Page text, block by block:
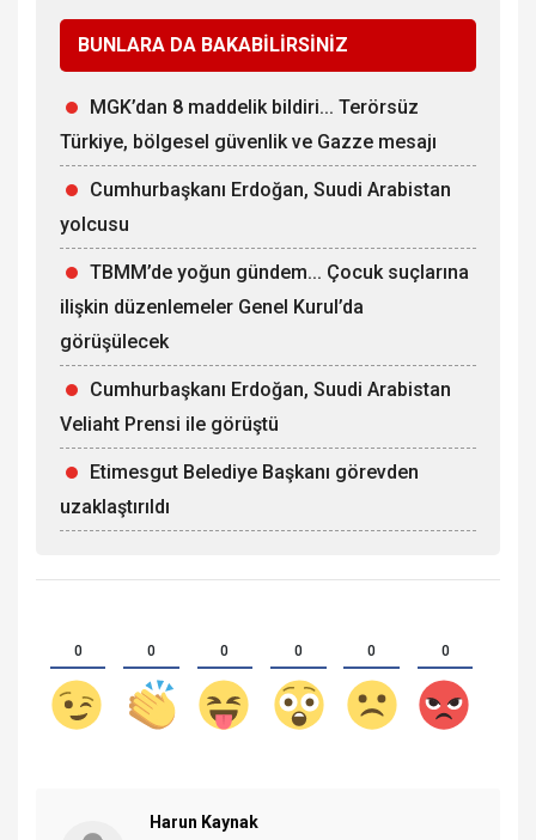
BUNLARA DA BAKABİLİRSİNİZ
MGK’dan 8 maddelik bildiri... Terörsüz
Türkiye, bölgesel güvenlik ve Gazze mesajı
Cumhurbaşkanı Erdoğan, Suudi Arabistan
yolcusu
TBMM’de yoğun gündem... Çocuk suçlarına
ilişkin düzenlemeler Genel Kurul’da
görüşülecek
Cumhurbaşkanı Erdoğan, Suudi Arabistan
Veliaht Prensi ile görüştü
Etimesgut Belediye Başkanı görevden
uzaklaştırıldı
0 0 0 0 0 0
Harun Kaynak